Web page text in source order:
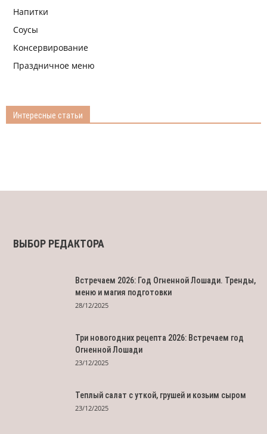
Напитки
Соусы
Консервирование
Праздничное меню
Интересные статьи
ВЫБОР РЕДАКТОРА
Встречаем 2026: Год Огненной Лошади. Тренды,
меню и магия подготовки
28/12/2025
Три новогодних рецепта 2026: Встречаем год
Огненной Лошади
23/12/2025
Теплый салат с уткой, грушей и козьим сыром
23/12/2025